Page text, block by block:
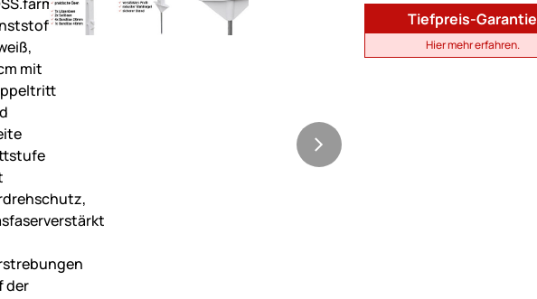
Tiefpreis-Garantie
Hier mehr erfahren.